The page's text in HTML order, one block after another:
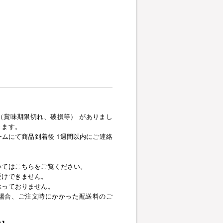
味期限切れ、破損等） がありまし
す。
にて商品到着後 1週間以内にご連絡
はこちらをご覧ください。
できません。
ておりません。
合、ご注文時にかかった配送料のご